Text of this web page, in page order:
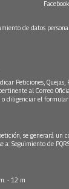
Facebook
de datos
Peticiones,
al Correo
o diligenciar el
se generará un
a: Seguimiento de
- 12 m